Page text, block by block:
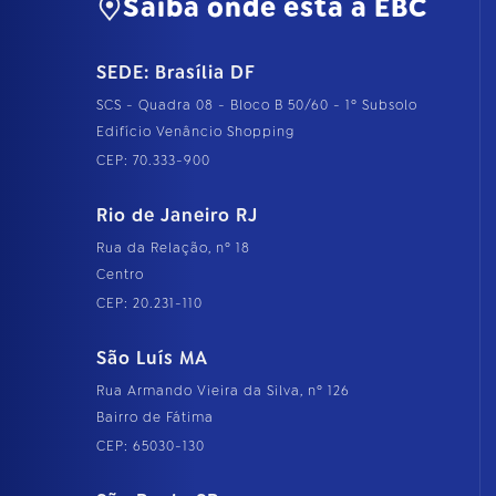
Saiba onde está a EBC
SEDE: Brasília DF
SCS - Quadra 08 - Bloco B 50/60 - 1º Subsolo
Edifício Venâncio Shopping
CEP: 70.333-900
Rio de Janeiro RJ
Rua da Relação, nº 18
Centro
CEP: 20.231-110
São Luís MA
Rua Armando Vieira da Silva, nº 126
Bairro de Fátima
CEP: 65030-130